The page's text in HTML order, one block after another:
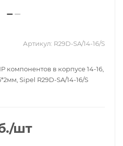
Артикул: R29D-SA/14-16/S
компонентов в корпусе 14-16,
Sipel R29D-SA/14-16/S
/шт